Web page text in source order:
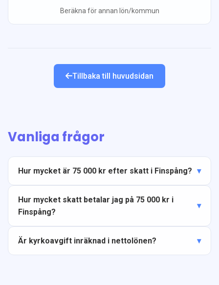
Beräkna för annan lön/kommun
Tillbaka till huvudsidan
Vanliga frågor
Hur mycket är 75 000 kr efter skatt i Finspång?
Hur mycket skatt betalar jag på 75 000 kr i
Finspång?
Är kyrkoavgift inräknad i nettolönen?